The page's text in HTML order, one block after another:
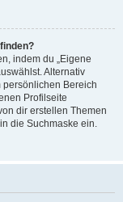
indem du „Eigene
Alternativ
persönlichen Bereich
Profilseite
dir erstellen Themen
die Suchmaske ein.